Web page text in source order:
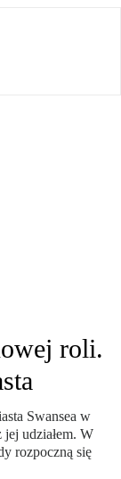
roli.
Swansea w
udziałem. W
rozpoczną się